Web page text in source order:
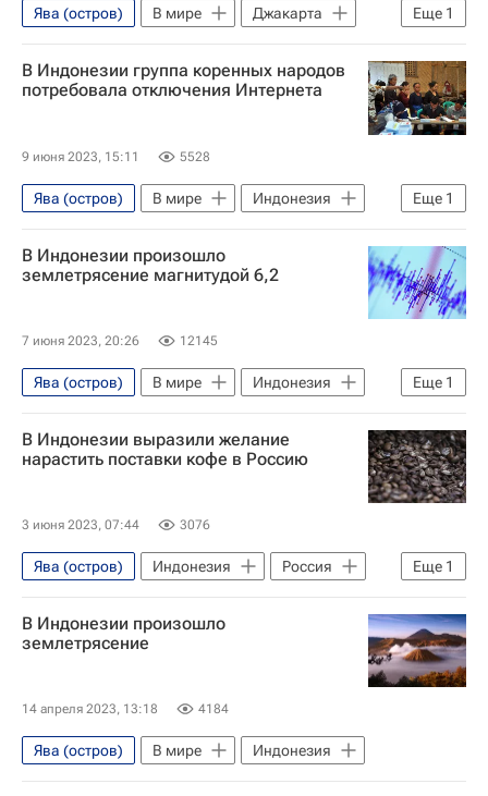
Еще 1
Ява (остров) В мире
Джакарта
Сулавеси
В Индонезии группа коренных народов
потребовала отключения Интернета
9 июня 2023, 15:11 5528
Еще 1
Ява (остров) В мире
Индонезия
Бантен
В Индонезии произошло
землетрясение магнитудой 6,2
7 июня 2023, 20:26 12145
Еще 1
Ява (остров) В мире
Индонезия
Европейско-Средиземноморский сейсмологический центр (EMSC)
В Индонезии выразили желание
нарастить поставки кофе в Россию
3 июня 2023, 07:44 3076
Еще 1
Ява (остров) Индонезия
Россия
Экономика
В Индонезии произошло
землетрясение
14 апреля 2023, 13:18 4184
Ява (остров) В мире Индонезия